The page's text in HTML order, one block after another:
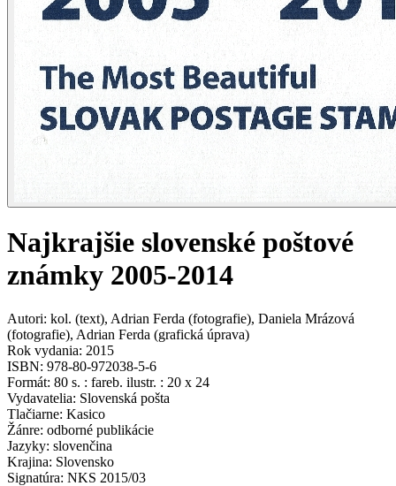
Najkrajšie slovenské poštové
známky 2005-2014
Autori: kol. (text), Adrian Ferda (fotografie), Daniela Mrázová
(fotografie), Adrian Ferda (grafická úprava)
Rok vydania: 2015
ISBN: 978-80-972038-5-6
Formát: 80 s. : fareb. ilustr. : 20 x 24
Vydavatelia: Slovenská pošta
Tlačiarne: Kasico
Žánre: odborné publikácie
Jazyky: slovenčina
Krajina: Slovensko
Signatúra: NKS 2015/03